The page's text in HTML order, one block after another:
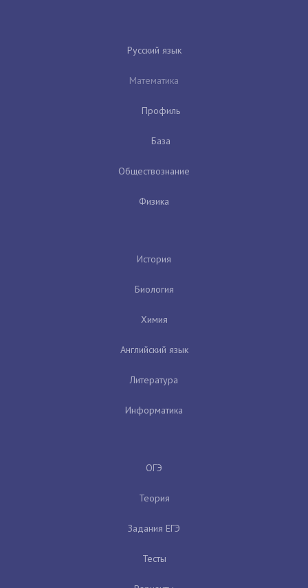
Русский язык
Математика
Профиль
База
Обществознание
Физика
История
Биология
Химия
Английский язык
Литература
Информатика
ОГЭ
Теория
Задания ЕГЭ
Тесты